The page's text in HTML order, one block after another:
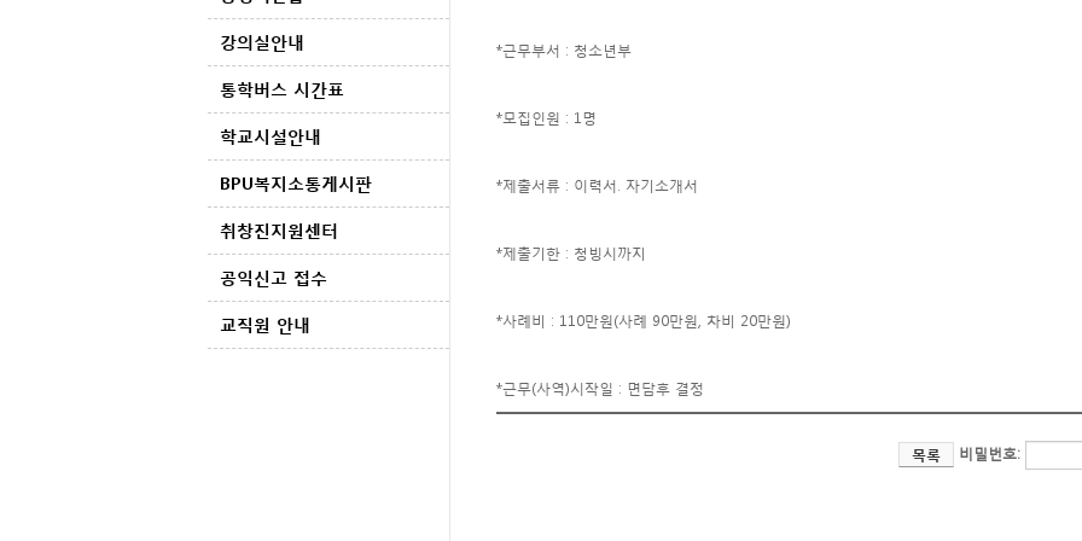
강의실안내
통학버스 시간표
학교시설안내
BPU복지소통게시판
취창진지원센터
공익신고 접수
교직원 안내
*근무부서 : 청소년부
*모집인원 : 1명
*제출서류 : 이력서. 자기소개서
*제출기한 : 청빙시까지
*사례비 : 110만원(사례 90만원, 차비 20만원)
*근무(사역)시작일 : 면담후 결정
목록 비밀번호: